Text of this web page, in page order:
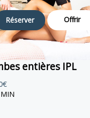
Réserver Offrir
entières IPL